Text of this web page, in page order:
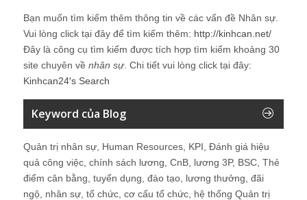
Bạn muốn tìm kiếm thêm thông tin về các vấn đề Nhân sự
Vui lòng click tại đây để tìm kiếm thêm: http://kinhcan.net/
Đây là công cụ tìm kiếm được tích hợp tìm kiếm khoảng 30
site chuyên về nhân sự. Chi tiết vui lòng click tại đây:
Kinhcan24′s Search
Keyword của Blog
Quản trị nhân sự, Human Resources, KPI, Đánh giá hiệu
quả công việc, chính sách lương, CnB, lương 3P, BSC, Thẻ
điểm cân bằng, tuyển dụng, đào tạo, lương thưởng, đãi
ngộ, nhân sự, tổ chức, cơ cấu tổ chức, hệ thống Quản trị